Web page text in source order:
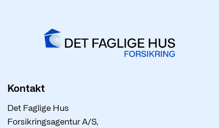
Kontakt
Det Faglige Hus
Forsikringsagentur A/S,